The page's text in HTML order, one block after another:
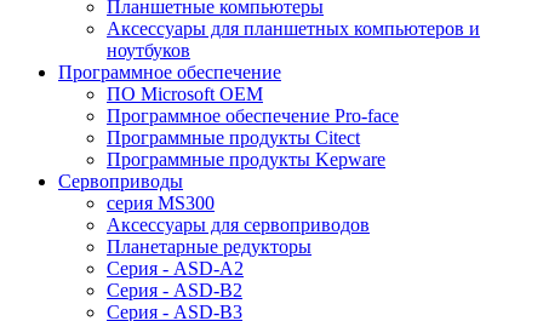
Планшетные компьютеры
Аксессуары для планшетных компьютеров и
ноутбуков
Программное обеспечение
ПО Microsoft OEM
Программное обеспечение Pro-face
Программные продукты Citect
Программные продукты Kepware
Сервоприводы
серия MS300
Аксессуары для сервоприводов
Планетарные редукторы
Серия - ASD-A2
Серия - ASD-B2
Серия - ASD-B3